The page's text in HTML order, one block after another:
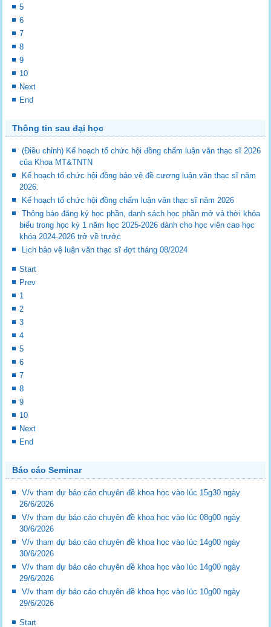
5
6
7
8
9
10
Next
End
Thông tin sau đại học
(Điều chỉnh) Kế hoạch tổ chức hội đồng chấm luận văn thạc sĩ 2026
của Khoa MT&TNTN
Kế hoạch tổ chức hội đồng bảo vệ đề cương luận văn thạc sĩ năm
2026.
Kế hoạch tổ chức hội đồng chấm luận văn thạc sĩ năm 2026
Thông báo đăng ký học phần, danh sách học phần mở và thời khóa
biểu trong học kỳ 1 năm học 2025-2026 dành cho học viên cao học
khóa 2024-2026 trở về trước
Lịch bảo vệ luận văn thạc sĩ đợt tháng 08/2024
Start
Prev
1
2
3
4
5
6
7
8
9
10
Next
End
Báo cáo Seminar
V/v tham dự báo cáo chuyên đề khoa học vào lúc 15g30 ngày
26/6/2026
V/v tham dự báo cáo chuyên đề khoa học vào lúc 08g00 ngày
30/6/2026
V/v tham dự báo cáo chuyên đề khoa học vào lúc 14g00 ngày
30/6/2026
V/v tham dự báo cáo chuyên đề khoa học vào lúc 14g00 ngày
29/6/2026
V/v tham dự báo cáo chuyên đề khoa học vào lúc 10g00 ngày
29/6/2026
Start